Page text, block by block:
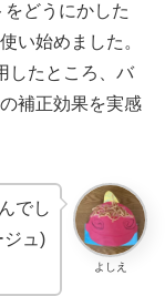
どうにかした
い始めました。
したところ、バ
補正効果を実感
よしえ
でし
ジュ)